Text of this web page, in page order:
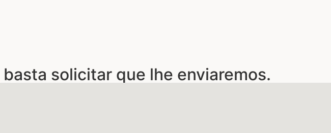
solicitar que lhe enviaremos.